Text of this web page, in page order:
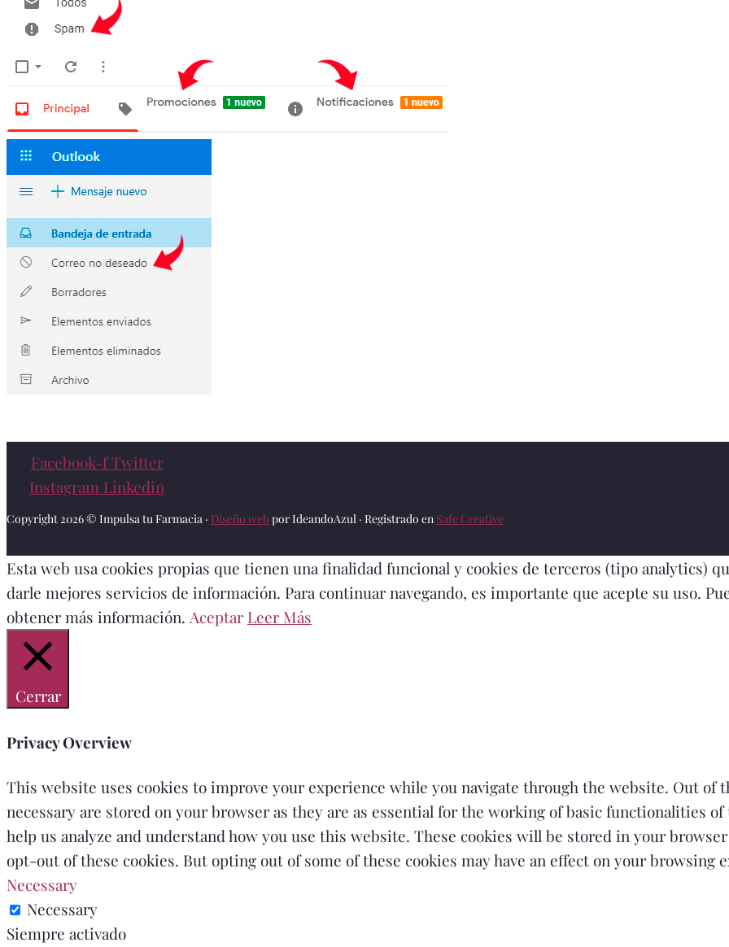
Facebook-f Twitter
Instagram Linkedin
Copyright 2026 © Impulsa tu Farmacia · Diseño webpor IdeandoAzul · Registrado en Safe Creative
Esta web usa cookies propias que tienen una finalidad funcional y cookies de terceros (tipo analytics)
darle mejores servicios de información. Para continuar navegando, es importante que acepte su uso.
obtener más información. Aceptar Leer Más
Cerrar
Privacy Overview
This website uses cookies to improve your experience while you navigate through the website. Out of
necessary are stored on your browser as they are as essential for the working of basic functionalities
help us analyze and understand how you use this website. These cookies will be stored in your
opt-out of these cookies. But opting out of some of these cookies may have an effect on your browsing
Necessary
Necessary
Siempre activado